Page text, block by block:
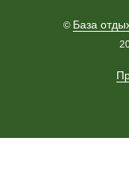
© База